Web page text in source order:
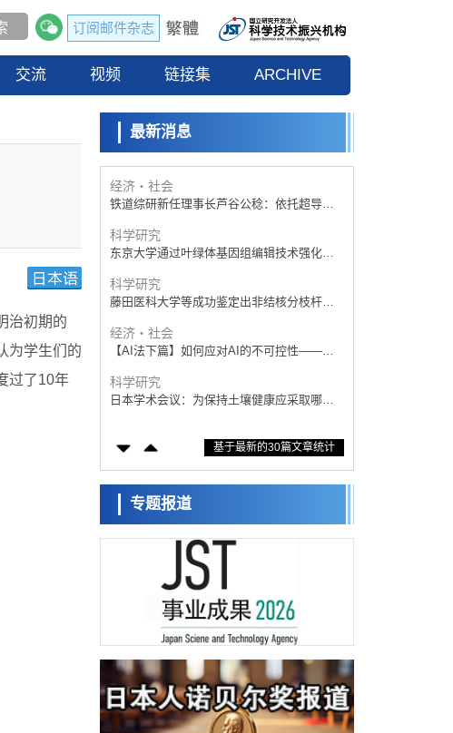
交流 视频 链接集 ARCHIVE
订阅邮件杂志
治初期的
为学生们的
过了10年
最新消息
央大学平野晋教授专访
科学研究
【JST事业成果】开发低成本与低功耗的新型
AI处理器
促进青年研究人员赴海外开展研究
经济・社会
铁道综研新任理事长芦谷公稔：依托超导和
防灾等核心优势服务社会
科学研究
东京大学通过叶绿体基因组编辑技术强化碳
科学研究
藤田医科大学等成功鉴定出非结核分枝杆菌
因菌株而异
经济・社会
【AI法下篇】如何应对AI的不可控性——中
科学研究
日本学术会议：为保持土壤健康应采取哪些
科学研究
大阪大学开发基于水氢键网络的温度预测新
【AI法上篇】如何对“将人生交给AI”保持危机
庆应义塾大学阐明脑内“游击手”小胶质细胞包
裹保护受损神经细胞的机制，有望用于开发
科学研究
日本东北大学与横滨橡胶全球首次从纳米尺
度揭示橡胶—黄铜粘接界面劣化抑制机制，
为提升轮胎安全性与耐久性的材料设计开辟
近畿大学等发现植物染料“日本茜”的红色成分
可抑制老化与炎症，有望成为新型功能性材
群马大学开发针对难治性癫痫的新型基因疗
法，利用超小型GAD67启动子抑制发作
科学研究
九州大学揭示夜间眼压升高机制：两种激素
波动叠加所致
科学研究
基于最新的30篇文章统计
专题报道